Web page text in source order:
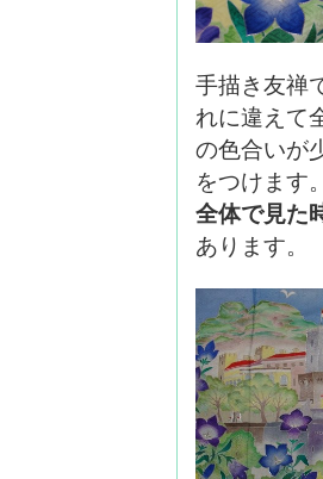
手描き友禅
れに違えて
の色合いが
をつけます
全体で見た
あります。